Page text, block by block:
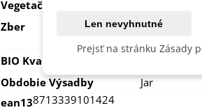
Vegetačné Obdobie
Zber
Jún
BIO Kvalita
Obdobie Výsadby
Jar
ean138713339101424
Len nevyhnutné
Prejsť na stránku Zásady